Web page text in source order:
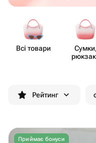
Всі товари
Сумки,
Рейтинг
Приймає бонуси